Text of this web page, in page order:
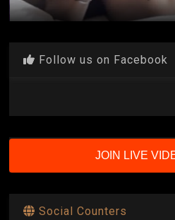
Follow us on Facebook
JOIN LIVE
Social Counters